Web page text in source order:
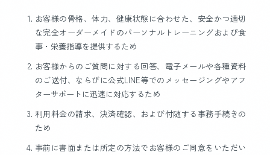
お客様の骨格、体力、健康状態に合わせた、安全かつ適切
な完全オーダーメイドのパーソナルトレーニングおよび食
事・栄養指導を提供するため
お客様からのご質問に対する回答、電子メールや各種資料
のご送付、ならびに公式LINE等でのメッセージングやアフ
ターサポートに迅速に対応するため
利用料金の請求、決済確認、および付随する事務手続きの
ため
事前に書面または所定の方法でお客様のご同意をいただい